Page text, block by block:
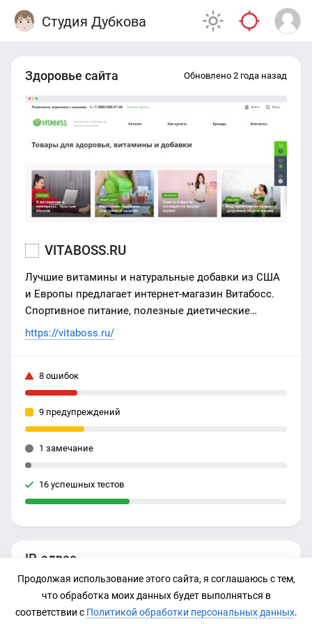
Студия Дубкова
IP-адрес
116.202.77.134
Здоровье сайта Обновлено 2 года назад
VITABOSS.RU
Лучшие витамины и натуральные добавки из США
и Европы предлагает интернет-магазин Витабосс.
Спортивное питание, полезные диетические
продукты, зоотовары, продукты питания, детские
https://vitaboss.ru/
8 ошибок
9 предупреждений
1 замечание
16 успешных тестов
Продолжая использование этого сайта, я соглашаюсь с тем,
что обработка моих данных будет выполняться в
соответствии с Политикой обработки персональных данных.